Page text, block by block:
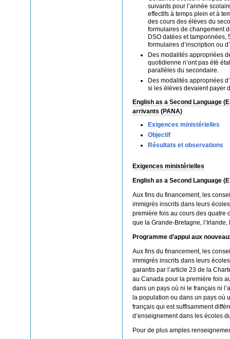
suivants pour l’année
effectifs à temps plein et à
des cours des élèves du
formulaires de changement
DSO datées et
formulaires d’inscription ou
Des modalités appropriées
quotidienne n’ont pas été
parallèles du secondaire.
Des modalités appropriées
si les élèves devaient payer
English as a Second Language
arrivants (PANA)
Exigences ministérielles
Objectif
Résultats et observations
Exigences ministérielles
English as a Second Language
Aux fins du financement, les
immigrés inscrits dans leurs
première fois au cours des quatre
que la Grande-Bretagne,
Programme d’appui aux
Aux fins du financement, les
immigrés inscrits dans leurs
garantis par l’article 23 de la
au Canada pour la première fois
dans un pays où ni le français ni
la population ou dans un pays où
français qui est suffisamment
d’enseignement dans les écoles
Pour de plus amples